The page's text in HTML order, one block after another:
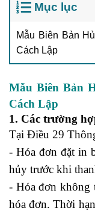
Mục lục
Mẫu Biên Bản
Cách Lập
Mẫu Biên Bản
Cách Lập
1. Các trường
Tại Điều 29
- Hóa đơn đặt in
hủy trước khi
- Hóa đơn không
hóa đơn. Thời